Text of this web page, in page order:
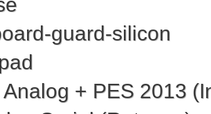
guard-­silicon
+ PES 2013